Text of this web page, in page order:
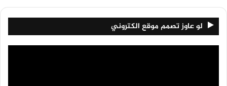
لو عاوز تصمم موقع الكتروني